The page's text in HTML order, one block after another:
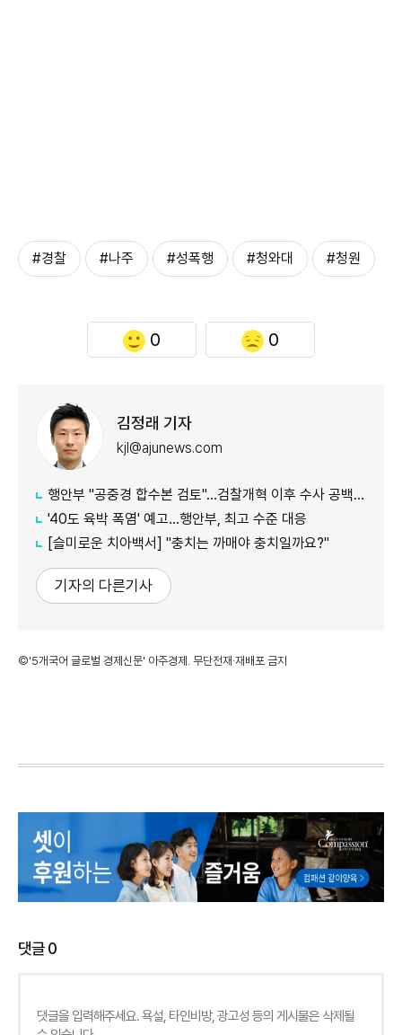
#경찰 #나주 #성폭행 #청와대 #청원
0 0
김정래 기자
kjl@ajunews.com
행안부 "공중경 합수본 검토"…검찰개혁 이후 수사 공백 대응 나서
'40도 육박 폭염' 예고…행안부, 최고 수준 대응
[슬미로운 치아백서] "충치는 까매야 충치일까요?"
기자의 다른기사
©'5개국어 글로벌 경제신문' 아주경제. 무단전재·재배포 금지
댓글0